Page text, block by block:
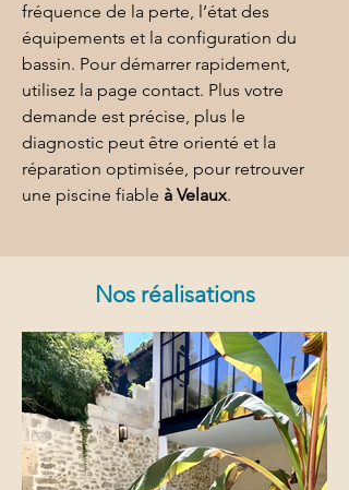
fréquence de la perte, l’état des
équipements et la configuration du
bassin. Pour démarrer rapidement,
utilisez la page contact. Plus votre
demande est précise, plus le
diagnostic peut être orienté et la
réparation optimisée, pour retrouver
une piscine fiable à Velaux.
Nos réalisations